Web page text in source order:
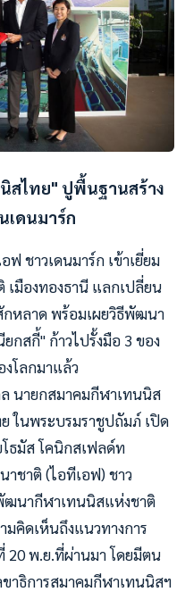
สไทย" ปูพื้นฐานสร้าง
เดนมาร์ก
ชาวเดนมาร์ก เข้าเยี่ยม
มืองทองธานี แลกเปลี่ยน
หลาด พร้อมเผยวิธีพัฒนา
กสกี้" ก้าวไปรั้งมือ 3 ของ
โลกมาแล้ว
นายกสมาคมกีฬาเทนนิส
ในพระบรมราชูปถัมภ์ เปิด
โธมัส โคนิกสเฟลด์ท
ชาติ (ไอทีเอฟ) ชาว
ฒนากีฬาเทนนิสแห่งชาติ
คิดเห็นถึงแนวทางการ
20 พ.ย.ที่ผ่านมา โดยมีตน
าธิการสมาคมกีฬาเทนนิสฯ